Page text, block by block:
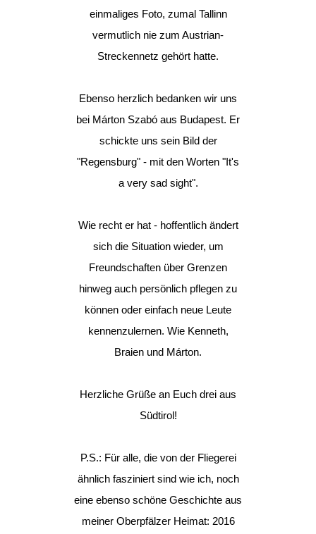
einmaliges Foto, zumal Tallinn
vermutlich nie zum Austrian-
Streckennetz gehört hatte.
Ebenso herzlich bedanken wir uns
bei Márton Szabó aus Budapest. Er
schickte uns sein Bild der
"Regensburg" - mit den Worten "It's
a very sad sight".
Wie recht er hat - hoffentlich ändert
sich die Situation wieder, um
Freundschaften über Grenzen
hinweg auch persönlich pflegen zu
können oder einfach neue Leute
kennenzulernen. Wie Kenneth,
Braien und Márton.
Herzliche Grüße an Euch drei aus
Südtirol!
P.S.: Für alle, die von der Fliegerei
ähnlich fasziniert sind wie ich, noch
eine ebenso schöne Geschichte aus
meiner Oberpfälzer Heimat: 2016